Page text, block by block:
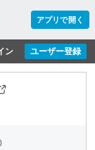
アプリで開く
ユーザー登録
ン